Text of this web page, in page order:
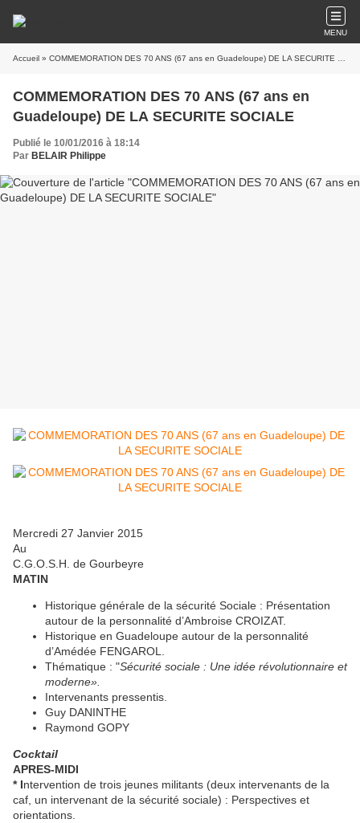
MENU
Accueil » COMMEMORATION DES 70 ANS (67 ans en Guadeloupe) DE LA SECURITE SOCIALE
COMMEMORATION DES 70 ANS (67 ans en
Guadeloupe) DE LA SECURITE SOCIALE
Publié le 10/01/2016 à 18:14
Par BELAIR Philippe
Mercredi 27 Janvier 2015
Au
C.G.O.S.H. de Gourbeyre
MATIN
Historique générale de la sécurité Sociale : Présentation
autour de la personnalité d’Ambroise CROIZAT.
Historique en Guadeloupe autour de la personnalité
d’Amédée FENGAROL.
Thématique : "Sécurité sociale : Une idée révolutionnaire et
moderne».
Intervenants pressentis.
Guy DANINTHE
Raymond GOPY
Cocktail
APRES-MIDI
* Intervention de trois jeunes militants (deux intervenants de la
caf, un intervenant de la sécurité sociale) : Perspectives et
orientations.